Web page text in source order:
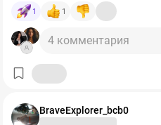
1 1
4 комментария
BraveExplorer_bcb0